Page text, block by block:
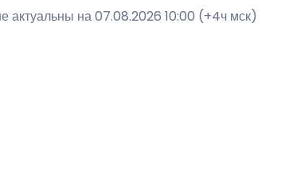
актуальны на 07.08.2026 10:00 (+4ч мск)